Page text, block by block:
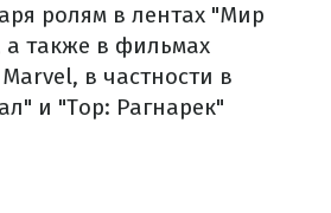
ролям в лентах "Мир
а также в фильмах
в частности в
и "Тор: Рагнарек"